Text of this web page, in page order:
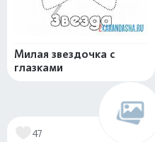
Милая звездочка с
глазками
47